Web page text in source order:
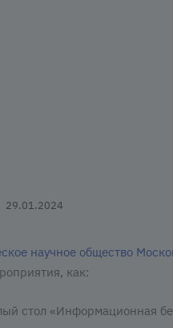
29.01.2024
научное общество
как:
стол «Информационная